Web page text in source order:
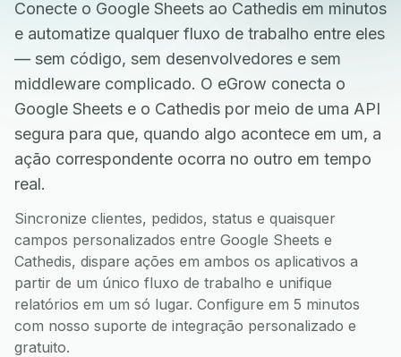
Conecte o Google Sheets ao Cathedis em minutos
e automatize qualquer fluxo de trabalho entre eles
— sem código, sem desenvolvedores e sem
middleware complicado. O eGrow conecta o
Google Sheets e o Cathedis por meio de uma API
segura para que, quando algo acontece em um, a
ação correspondente ocorra no outro em tempo
real.
Sincronize clientes, pedidos, status e quaisquer
campos personalizados entre Google Sheets e
Cathedis, dispare ações em ambos os aplicativos a
partir de um único fluxo de trabalho e unifique
relatórios em um só lugar. Configure em 5 minutos
com nosso suporte de integração personalizado e
gratuito.